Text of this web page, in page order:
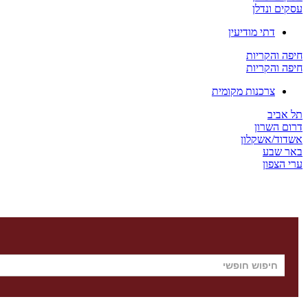
עסקים ונדלן
דתי מודיעין
חיפה והקריות
חיפה והקריות
צרכנות מקומית
תל אביב
דרום השרון
אשדוד/אשקלון
באר שבע
ערי הצפון